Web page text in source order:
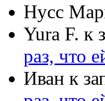
Нусс
Yura F. к
раз, что
Иван к